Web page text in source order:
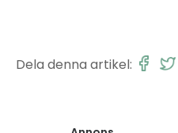
Dela denna artikel: